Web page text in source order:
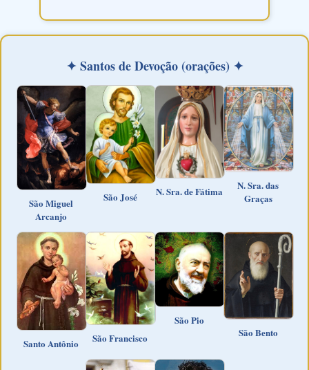
✦ Santos de Devoção (orações) ✦
São Miguel
Arcanjo
São José N. Sra. de Fátima
N. Sra. das
Graças
Santo Antônio São Francisco
São Pio
São Bento